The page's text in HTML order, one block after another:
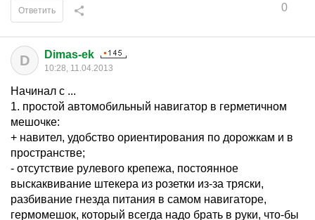
0
Ответить
D Dimas-ek
10:28, 11.04.2013
Начинал с ...
1. простой автомобильный навигатор в герметичном
мешочке:
+ навител, удобство ориентирования по дорожкам и в
пространстве;
- отсутствие рулевого крепежа, постоянное
выскаквивание штекера из розетки из-за тряски,
разбивание гнезда питания в самом навигаторе,
гермомешок, который всегда надо брать в руки, что-бы